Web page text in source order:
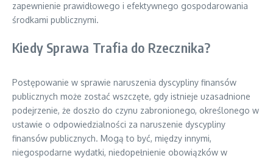
zapewnienie prawidłowego i efektywnego gospodarowania
środkami publicznymi.
Kiedy Sprawa Trafia do Rzecznika?
Postępowanie w sprawie naruszenia dyscypliny finansów
publicznych może zostać wszczęte, gdy istnieje uzasadnione
podejrzenie, że doszło do czynu zabronionego, określonego w
ustawie o odpowiedzialności za naruszenie dyscypliny
finansów publicznych. Mogą to być, między innymi,
niegospodarne wydatki, niedopełnienie obowiązków w